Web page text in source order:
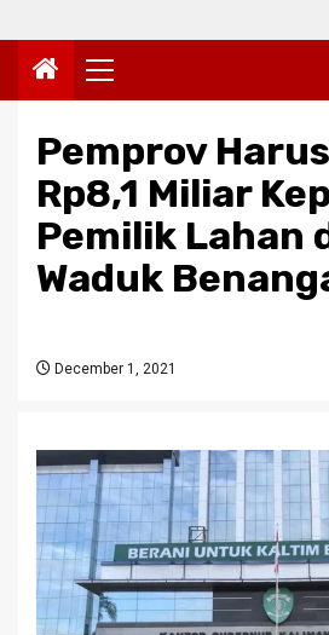
Primary
Menu
Pemprov
Rp8,1 Miliar
Pemilik Lahan
Waduk
December 1, 2021